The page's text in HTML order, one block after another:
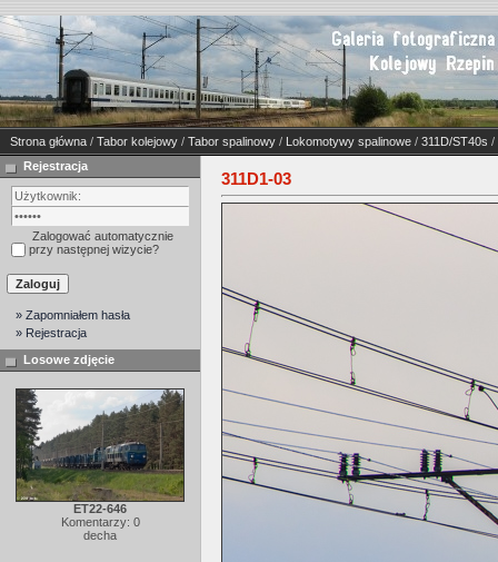
Strona główna / Tabor kolejowy / Tabor spalinowy / Lokomotywy spalinowe / 311D/ST40s /
Rejestracja
Zalogować automatycznie
przy następnej wizycie?
» Zapomniałem hasła
» Rejestracja
Losowe zdjęcie
ET22-646
Komentarzy: 0
decha
311D1-03